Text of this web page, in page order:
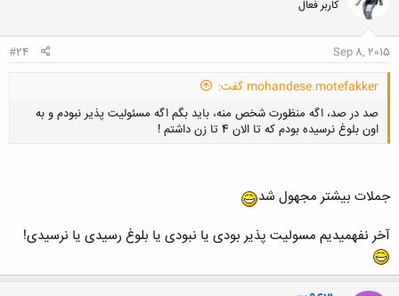
ه
ا
کاربر فعال
Sep 8, 2015
#24
mohandese.motefakker گفت:
صد در صد، اگه منظورت شخص منه، باید بگم اگه مسئولیت پذیر نبودم و به
اون بلوغ نرسیده بودم که تا الان 4 تا زن داشتم !
کلیک کنید تا باز شود...
جملات بیشتر مجهول شد
آخر نفهمیدیم مسولیت پذیر بودی یا نبودی یا بلوغ رسیدی یا نرسیدی!